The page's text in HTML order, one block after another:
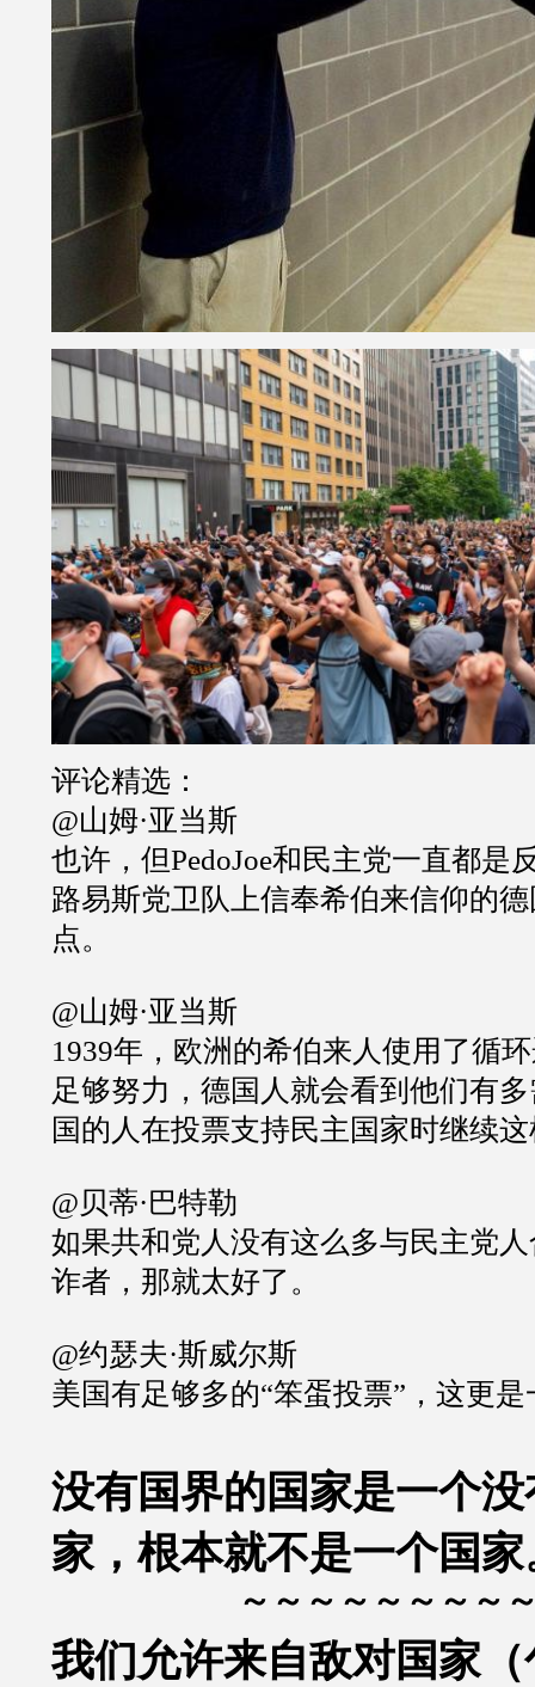
评论精选：
@山姆·亚当斯
也许，但PedoJoe和民主党一直都是
路易斯党卫队上信奉希伯来信仰的
点。
@山姆·亚当斯
1939年，欧洲的希伯来人使用了循
足够努力，德国人就会看到他们有
国的人在投票支持民主国家时继续
@贝蒂·巴特勒
如果共和党人没有这么多与民主党
诈者，那就太好了。
@约瑟夫·斯威尔斯
美国有足够多的“笨蛋投票”，这更
没有国界的国家是一个
家，根本就不是一个国家
～～～～～～～～
我们允许来自敌对国家